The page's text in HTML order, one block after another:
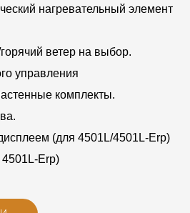
нагревательный элемент
ветер на выбор.
управления
комплекты.
(для 4501L/4501L-Erp)
Erp)